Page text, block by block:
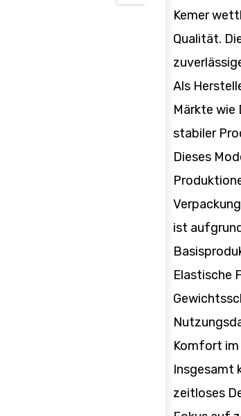
Kemer
Qualität.
Als
Märkte wie
stabiler
Dieses
ist
Elastische
Komfort
Insgesamt
zeitloses